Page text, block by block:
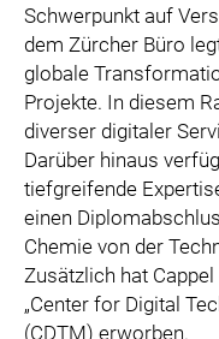
Schwerpunkt auf
dem Zürcher Büro
globale
Projekte. In diesem
diverser digitaler
Darüber hinaus
tiefgreifende
einen
Chemie von der
Zusätzlich hat
„Center for Digital
(CDTM) erworben.